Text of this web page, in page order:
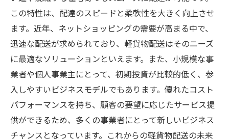
ビジネスの可能性
この特性は、配達のスピードと柔軟性を大きく向上させ
ます。近年、ネットショッピングの需要が高まる中で、
迅速な配送が求められており、軽貨物配送はそのニーズ
に最適なソリューションといえます。また、小規模な事
業者や個人事業主にとって、初期投資が比較的低く、参
入しやすいビジネスモデルでもあります。優れたコスト
パフォーマンスを持ち、顧客の要望に応じたサービス提
供ができるため、多くの事業者にとって新しいビジネス
チャンスとなっています。これからの軽貨物配送の未来